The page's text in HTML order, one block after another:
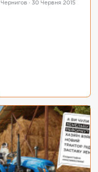
Чернигов · 30 Червня 2015